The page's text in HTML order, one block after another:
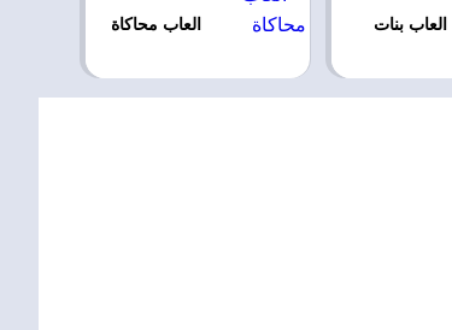
العاب بنات العاب محاكاة